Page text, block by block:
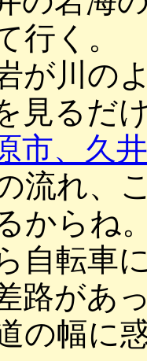
行く。
が川の
見るだ
市、久
流れ、
からね
自転車
路があ
の幅に